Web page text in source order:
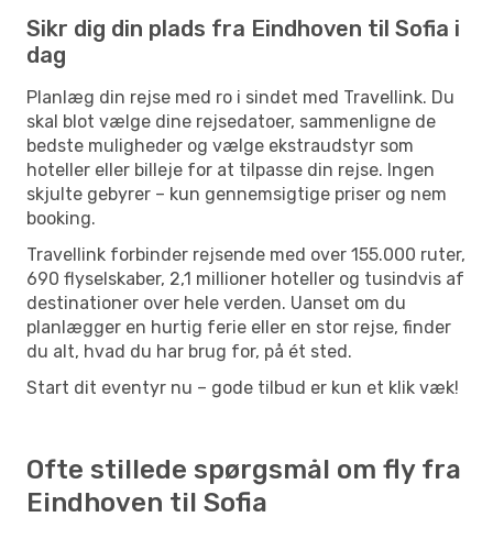
Sikr dig din plads fra Eindhoven til Sofia i
dag
Planlæg din rejse med ro i sindet med Travellink. Du
skal blot vælge dine rejsedatoer, sammenligne de
bedste muligheder og vælge ekstraudstyr som
hoteller eller billeje for at tilpasse din rejse. Ingen
skjulte gebyrer – kun gennemsigtige priser og nem
booking.
Travellink forbinder rejsende med over 155.000 ruter,
690 flyselskaber, 2,1 millioner hoteller og tusindvis af
destinationer over hele verden. Uanset om du
planlægger en hurtig ferie eller en stor rejse, finder
du alt, hvad du har brug for, på ét sted.
Start dit eventyr nu – gode tilbud er kun et klik væk!
Ofte stillede spørgsmål om fly fra
Eindhoven til Sofia